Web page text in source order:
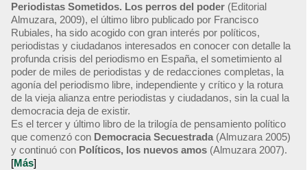
Periodistas Sometidos. Los perros del poder (Editorial
Almuzara, 2009), el último libro publicado por Francisco
Rubiales, ha sido acogido con gran interés por políticos,
periodistas y ciudadanos interesados en conocer con detalle la
profunda crisis del periodismo en España, el sometimiento al
poder de miles de periodistas y de redacciones completas, la
agonía del periodismo libre, independiente y crítico y la rotura
de la vieja alianza entre periodistas y ciudadanos, sin la cual la
democracia deja de existir.
Es el tercer y último libro de la trilogía de pensamiento político
que comenzó con Democracia Secuestrada (Almuzara 2005)
y continuó con Políticos, los nuevos amos (Almuzara 2007).
[Más]